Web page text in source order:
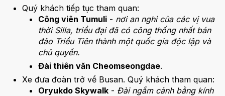
Quý khách tiếp tục tham quan:
Công viên Tumuli - nơi an nghỉ của các vị vua
thời Silla, triều đại đã có công thống nhất bán
đảo Triều Tiên thành một quốc gia độc lập và
chủ quyền.
Đài thiên văn Cheomseongdae.
Xe đưa đoàn trở về Busan. Quý khách tham quan:
Oryukdo Skywalk - Đài ngắm cảnh bằng kính